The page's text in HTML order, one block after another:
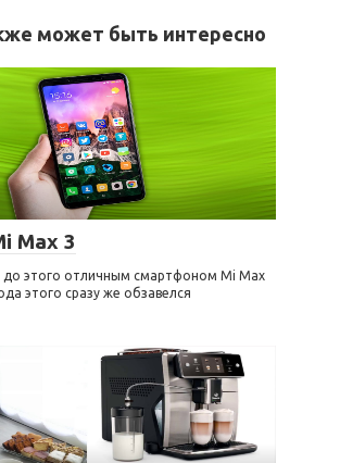
может быть интересно
Max 3
до этого отличным смартфоном Mi Max
этого сразу же обзавелся